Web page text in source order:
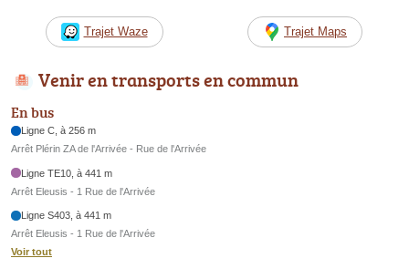
Trajet Waze Trajet Maps
Venir en transports en commun
En bus
Ligne C, à 256 m
Arrêt Plérin ZA de l'Arrivée - Rue de l'Arrivée
Ligne TE10, à 441 m
Arrêt Eleusis - 1 Rue de l'Arrivée
Ligne S403, à 441 m
Arrêt Eleusis - 1 Rue de l'Arrivée
Voir tout